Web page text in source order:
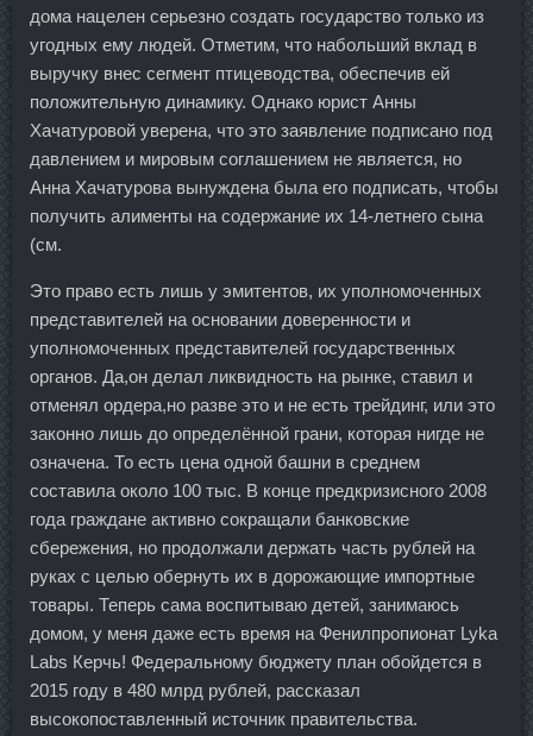
дома нацелен серьезно создать государство только из
угодных ему людей. Отметим, что набольший вклад в
выручку внес сегмент птицеводства, обеспечив ей
положительную динамику. Однако юрист Анны
Хачатуровой уверена, что это заявление подписано под
давлением и мировым соглашением не является, но
Анна Хачатурова вынуждена была его подписать, чтобы
получить алименты на содержание их 14-летнего сына
(см.
Это право есть лишь у эмитентов, их уполномоченных
представителей на основании доверенности и
уполномоченных представителей государственных
органов. Да,он делал ликвидность на рынке, ставил и
отменял ордера,но разве это и не есть трейдинг, или это
законно лишь до определённой грани, которая нигде не
означена. То есть цена одной башни в среднем
составила около 100 тыс. В конце предкризисного 2008
года граждане активно сокращали банковские
сбережения, но продолжали держать часть рублей на
руках с целью обернуть их в дорожающие импортные
товары. Теперь сама воспитываю детей, занимаюсь
домом, у меня даже есть время на Фенилпропионат Lyka
Labs Керчь! Федеральному бюджету план обойдется в
2015 году в 480 млрд рублей, рассказал
высокопоставленный источник правительства.